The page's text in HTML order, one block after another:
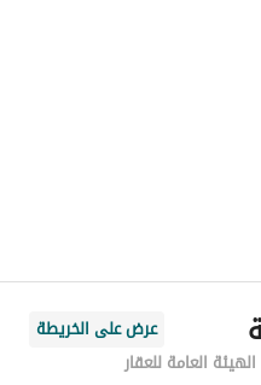
عرض على الخريطة
العامة للعقار